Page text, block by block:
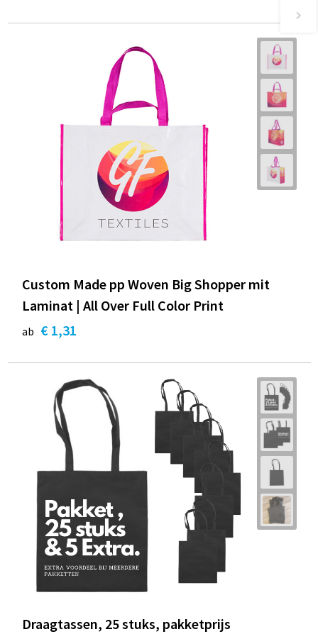
Custom Made pp Woven Big Shopper mit
Laminat | All Over Full Color Print
ab € 1,31
Draagtassen, 25 stuks, pakketprijs